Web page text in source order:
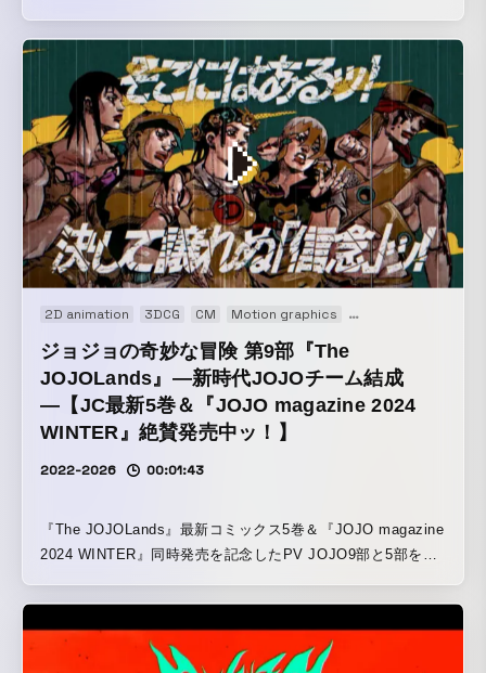
2D animation 3DCG CM Motion graphics Motion logo
ジョジョの奇妙な冒険 第9部『The
JOJOLands』―新時代JOJOチーム結成
―【JC最新5巻＆『JOJO magazine 2024
WINTER』絶賛発売中ッ！】
2022-2026 00:01:43
『The JOJOLands』最新コミックス5巻＆『JOJO magazine
2024 WINTER』同時発売を記念したPV JOJO9部と5部をク
演出を最も意識しました。